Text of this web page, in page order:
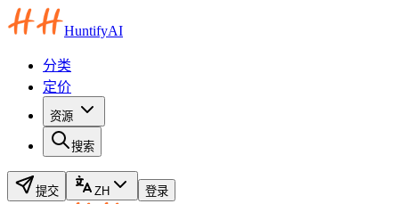
HuntifyAI
分类
定价
资源
搜索
提交 ZH 登录